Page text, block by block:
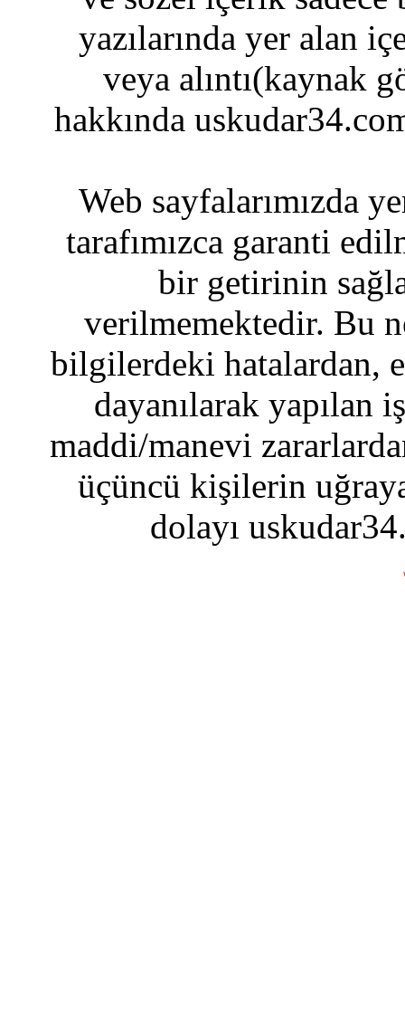
yazılarında yer alan
veya alıntı(kaynak
hakkında
Web sayfalarımızda
tarafımızca garanti
bir getirinin
verilmemektedir. Bu
bilgilerdeki hatalardan,
dayanılarak yapılan
maddi/manevi
üçüncü kişilerin
dolayı